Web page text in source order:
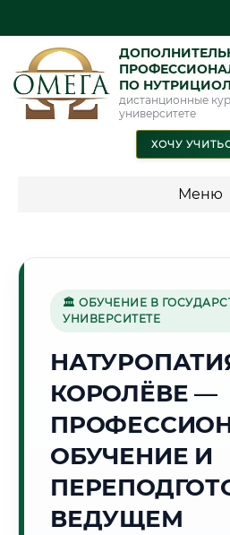
ПО
дистанционные
университете
ХОЧУ
Меню
🚀
Г. КОРОЛЁВ
2026 г.
Погода в г. Королёв:
🏛 ОБУЧЕНИЕ В
УНИВЕРСИТЕТЕ
КОРОЛЁВЕ —
ОБУЧЕНИЕ И
ВЕДУЩЕМ